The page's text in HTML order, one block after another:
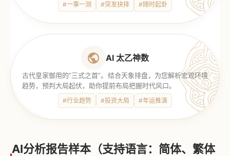
#一事一测 #突发抉择 #随时起卦
AI 太乙神数
古代皇家御用的“三式之首”。结合天象排盘，为您解析宏观环境
趋势，预判大局起伏，助你提前布局把握时代风口。
#行业趋势 #投资大局 #年运推演
AI分析报告样本（支持语言：简体、繁体